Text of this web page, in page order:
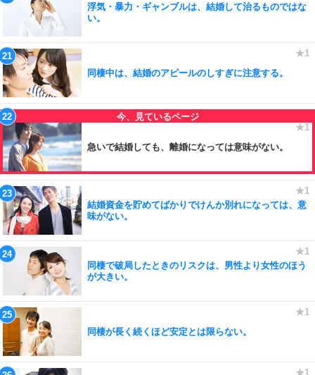
浮気・暴力・ギャンブルは、結婚して治るものではな
い。
同棲中は、結婚のアピールのしすぎに注意する。
急いで結婚しても、離婚になっては意味がない。
結婚資金を貯めてばかりでけんか別れになっては、意
味がない。
同棲で破局したときのリスクは、男性より女性のほう
が大きい。
同棲が長く続くほど安定とは限らない。